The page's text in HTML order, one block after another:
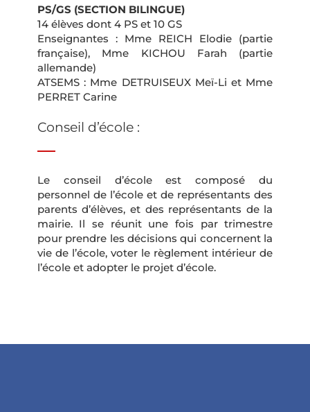
PS/GS (SECTION BILINGUE)
14 élèves dont 4 PS et 10 GS
Enseignantes : Mme REICH Elodie (partie
française), Mme KICHOU Farah (partie
allemande)
ATSEMS : Mme DETRUISEUX Meï-Li et Mme
PERRET Carine
Conseil d’école :
Le conseil d’école est composé du
personnel de l’école et de représentants des
parents d’élèves, et des représentants de la
mairie. Il se réunit une fois par trimestre
pour prendre les décisions qui concernent la
vie de l’école, voter le règlement intérieur de
l’école et adopter le projet d’école.